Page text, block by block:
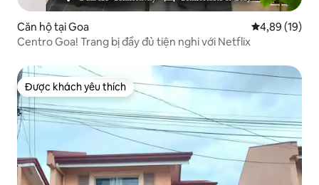
Căn hộ tại Goa Xếp hạng
4,89 (19)
Centro Goa! Trang bị đầy đủ tiện nghi với Netflix
Được khách yêu thích
Được khách yêu thích